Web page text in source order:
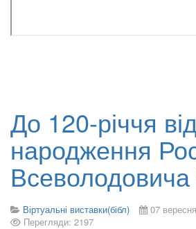
До 120-річчя
народження
Віртуальні виставки(бібл)
07
Перегляди: 2197